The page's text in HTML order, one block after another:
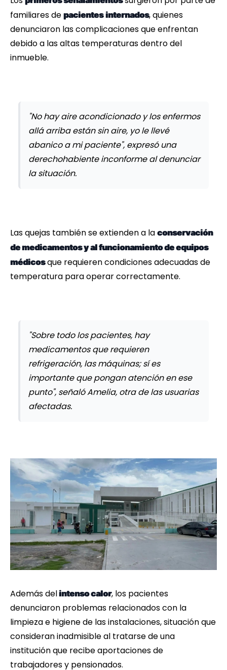
familiares de pacientes internados, quienes
denunciaron las complicaciones que enfrentan
debido a las altas temperaturas dentro del
inmueble.
"No hay aire acondicionado y los enfermos
allá arriba están sin aire, yo le llevé
abanico a mi paciente", expresó una
derechohabiente inconforme al denunciar
la situación.
Las quejas también se extienden a la conservación
de medicamentos y al funcionamiento de equipos
médicosque requieren condiciones adecuadas de
temperatura para operar correctamente.
"Sobre todo los pacientes, hay
medicamentos que requieren
refrigeración, las máquinas; sí es
importante que pongan atención en ese
punto", señaló Amelia, otra de las usuarias
afectadas.
Además delintenso calor, los pacientes
denunciaron problemas relacionados con la
limpieza e higiene de las instalaciones, situación que
consideran inadmisible al tratarse de una
institución que recibe aportaciones de
trabajadores y pensionados.